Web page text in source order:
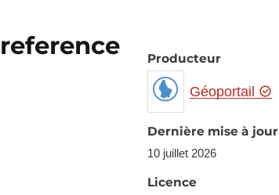
Producteur
Géoportail
Dernière mise à jour
10 juillet 2026
Licence